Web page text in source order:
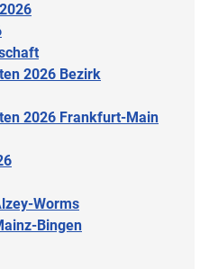
2026 Bezirk
2026 Frankfurt-Main
Worms
Bingen